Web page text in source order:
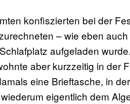
konfiszierten bei der
– wie eben
aufgeladen
aber kurzzeitig in der
eine Brieftasche, in
eigentlich dem